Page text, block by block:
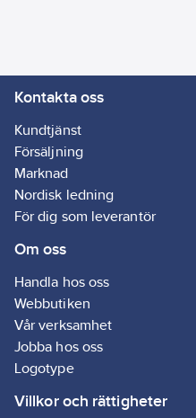
▪ Fogning runt för och
genomföringar
▪ Inne och ute
EGENSKAPER /
FÖRDELAR
monomeriska
isocyanater (under
0,1%)
▪ Flexibel
▪ Lågt härdningstryck
▪ 1-komp klar att
▪ Goda
Kontakta oss
Kundtjänst
Försäljning
Marknad
Nordisk ledning
För dig som leverantör
Om oss
Handla hos oss
Webbutiken
Vår verksamhet
Jobba hos oss
Logotype
Villkor och rättigheter